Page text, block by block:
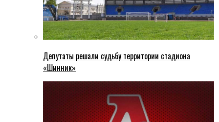
Депутаты решали судьбу территории стадиона
«Шинник»